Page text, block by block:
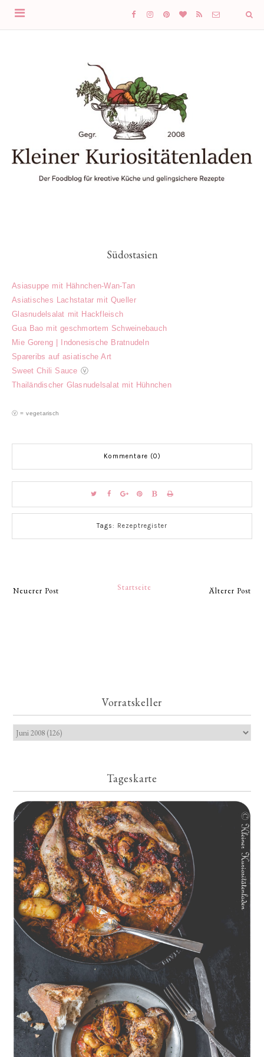
Südostasien
Asiasuppe mit Hähnchen-Wan-Tan
Asiatisches Lachstatar mit Queller
Glasnudelsalat mit Hackfleisch
Gua Bao mit geschmortem Schweinebauch
Mie Goreng | Indonesische Bratnudeln
Spareribs auf asiatische Art
Sweet Chili Sauce ⓥ
Thailändischer Glasnudelsalat mit Hühnchen
ⓥ = vegetarisch
Kommentare (0)
Tags: Rezeptregister
Neuerer Post Älterer Post
Startseite
Vorratskeller
Tageskarte
Geschmorte Hähnchenschenkel auf Paprikakraut und kleinen
Kartoffeln